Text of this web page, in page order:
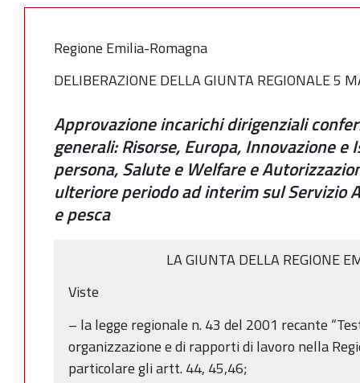
Regione Emilia-Romagna
DELIBERAZIONE DELLA GIUNTA REGIONALE 5
Approvazione incarichi dirigenziali
generali: Risorse, Europa, Innovazione e
persona, Salute e Welfare e
ulteriore periodo ad interim sul
e pesca
LA GIUNTA DELLA REGIONE
Viste
– la legge regionale n. 43 del 2001 recante
organizzazione e di rapporti di lavoro nella
particolare gli artt. 44, 45,46;